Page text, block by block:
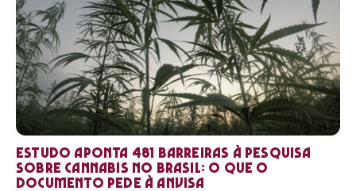
Estudo aponta 481 barreiras à pesquisa
sobre cannabis no Brasil: o que o
documento pede à Anvisa